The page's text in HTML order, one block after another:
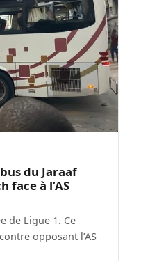
du Jaraaf
face à l’AS
de Ligue 1. Ce
opposant l’AS